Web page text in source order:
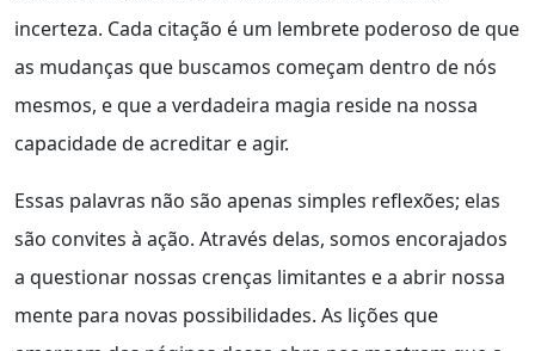
incerteza. Cada citação é um lembrete poderoso de que
as mudanças que buscamos começam dentro de nós
mesmos, e que a verdadeira magia reside na nossa
capacidade de acreditar e agir.
Essas palavras não são apenas simples reflexões; elas
são convites à ação. Através delas, somos encorajados
a questionar nossas crenças limitantes e a abrir nossa
mente para novas possibilidades. As lições que